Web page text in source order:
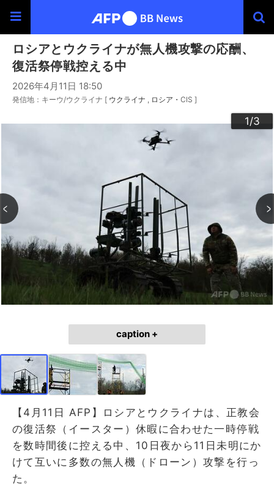
ロシアとウクライナが無人機攻撃の応酬、
復活祭停戦控える中
2026年4月11日 18:50
発信地：キーウ/ウクライナ [ ウクライナ ロシア・CIS ]
1/3
2/3
3/3
caption +
【4月11日 AFP】ロシアとウクライナは、正教会
の復活祭（イースター）休暇に合わせた一時停戦
を数時間後に控える中、10日夜から11日未明にか
けて互いに多数の無人機（ドローン）攻撃を行っ
た。